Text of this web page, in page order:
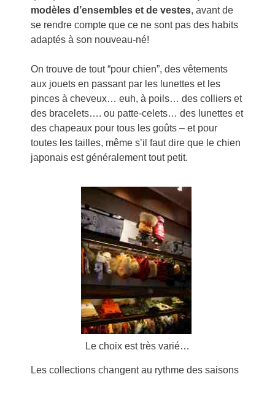
modèles d’ensembles et de vestes, avant de
se rendre compte que ce ne sont pas des habits
adaptés à son nouveau-né!
On trouve de tout “pour chien”, des vêtements
aux jouets en passant par les lunettes et les
pinces à cheveux… euh, à poils… des colliers et
des bracelets…. ou patte-celets… des lunettes et
des chapeaux pour tous les goûts – et pour
toutes les tailles, même s’il faut dire que le chien
japonais est généralement tout petit.
Le choix est très varié…
Les collections changent au rythme des saisons